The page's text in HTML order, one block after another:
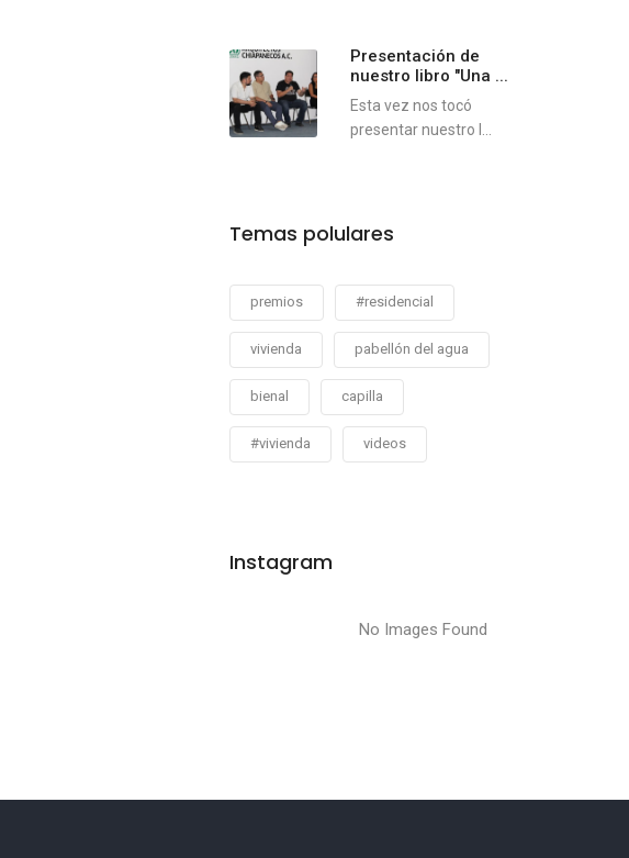
Presentación de
nuestro libro "Una ...
Esta vez nos tocó
presentar nuestro l...
Temas polulares
premios #residencial
vivienda pabellón del agua
bienal capilla
#vivienda videos
Instagram
No Images Found